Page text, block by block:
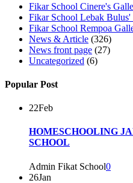
Fikar School Cinere's
Fikar School Lebak
Fikar School Rempoa
News & Article (326)
News front page (27)
Uncategorized (6)
Popular Post
22Feb
HOMESCHOOLING
SCHOOL
Admin Fikat School0
26Jan